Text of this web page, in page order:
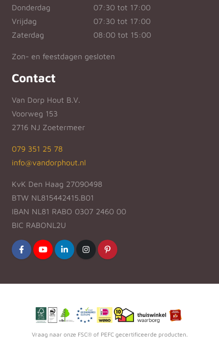
Donderdag
07:30 tot 17:00
Vrijdag
07:30 tot 17:00
Zaterdag
08:00 tot 15:00
Zon- en feestdagen gesloten
Contact
Van Dorp Hout B.V.
Voorweg 153
2716 NJ Zoetermeer
079 351 25 78
info@vandorphout.nl
KvK Den Haag 27090498
BTW NL815442415.B01
IBAN NL81 RABO 0307 2460 00
BIC RABONL2U
Vraag naar onze FSC® of PEFC gecertificeerde producten.